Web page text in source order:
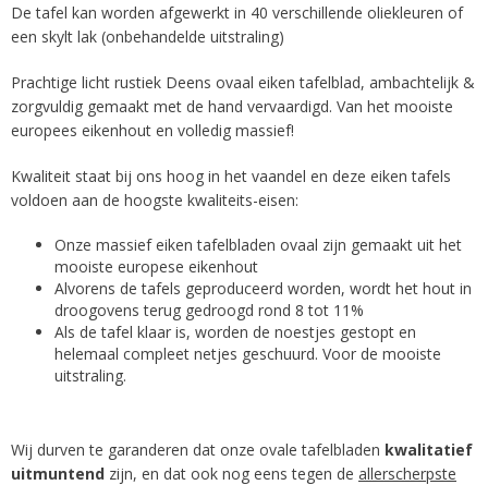
De tafel kan worden afgewerkt in 40 verschillende oliekleuren of
een skylt lak (onbehandelde uitstraling)
Prachtige licht rustiek Deens ovaal eiken tafelblad, ambachtelijk &
zorgvuldig gemaakt met de hand vervaardigd. Van het mooiste
europees eikenhout en volledig massief!
Kwaliteit staat bij ons hoog in het vaandel en deze eiken tafels
voldoen aan de hoogste kwaliteits-eisen:
Onze massief eiken tafelbladen ovaal zijn gemaakt uit het
mooiste europese eikenhout
Alvorens de tafels geproduceerd worden, wordt het hout in
droogovens terug gedroogd rond 8 tot 11%
Als de tafel klaar is, worden de noestjes gestopt en
helemaal compleet netjes geschuurd. Voor de mooiste
uitstraling.
Wij durven te garanderen dat onze ovale tafelbladen kwalitatief
uitmuntend zijn, en dat ook nog eens tegen de allerscherpste